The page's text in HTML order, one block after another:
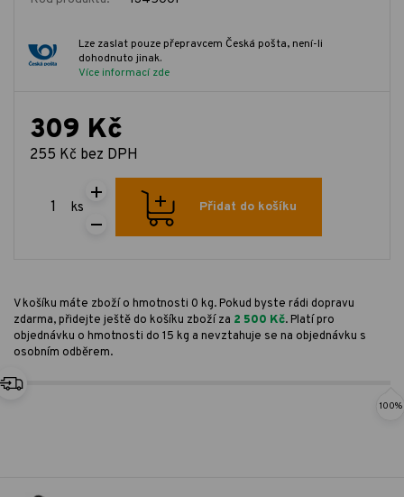
Lze zaslat pouze přepravcem Česká pošta, není-li
dohodnuto jinak.
Více informací zde
309 Kč
255 Kč bez DPH
ks Přidat do košíku
V košíku máte zboží o hmotnosti 0 kg. Pokud byste rádi dopravu
zdarma, přidejte ještě do košíku zboží za 2 500 Kč. Platí pro
objednávku o hmotnosti do 15 kg a nevztahuje se na objednávku s
osobním odběrem.
100%